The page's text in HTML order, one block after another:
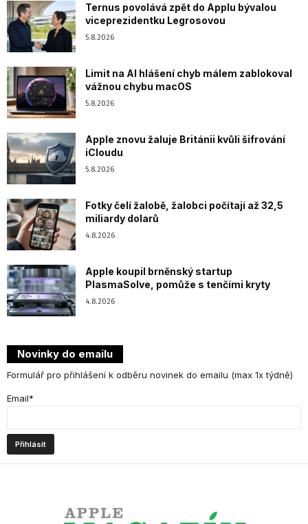
Ternus povolává zpět do Applu bývalou
viceprezidentku Legrosovou
5.8.2026
Limit na AI hlášení chyb málem zablokoval
vážnou chybu macOS
5.8.2026
Apple znovu žaluje Británii kvůli šifrování
iCloudu
5.8.2026
Fotky čelí žalobě, žalobci počítají až 32,5
miliardy dolarů
4.8.2026
Apple koupil brněnský startup
PlasmaSolve, pomůže s tenčími kryty
4.8.2026
Novinky do emailu
Formulář pro přihlášení k odběru novinek do emailu (max 1x týdně)
Email*